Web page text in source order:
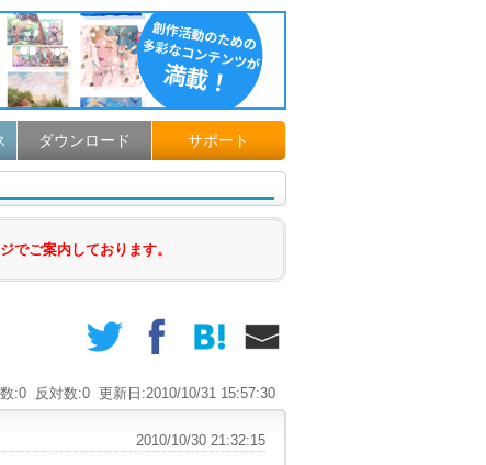
ダウンロード サポート
でご案内しております。
更新日:2010/10/31 15:57:30
反対数:0
:0
2010/10/30 21:32:15